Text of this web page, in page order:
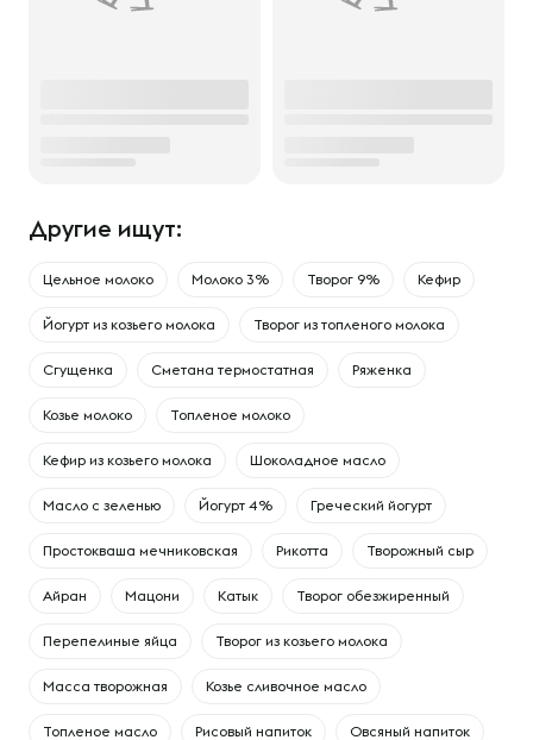
Другие ищут:
Цельное молоко Молоко 3% Творог 9% Кефир
Йогурт из козьего молока Творог из топленого молока
Сгущенка Сметана термостатная Ряженка
Козье молоко Топленое молоко
Кефир из козьего молока Шоколадное масло
Масло с зеленью Йогурт 4% Греческий йогурт
Простокваша мечниковская Рикотта Творожный сыр
Айран Мацони Катык Творог обезжиренный
Перепелиные яйца Творог из козьего молока
Масса творожная Козье сливочное масло
Топленое масло Рисовый напиток Овсяный напиток